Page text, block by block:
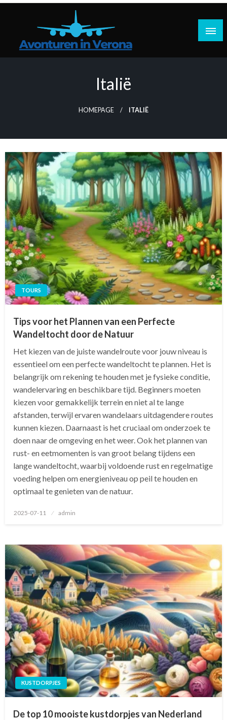
Doorgaan
Reisplannen, praktische tips, reisverhalen
Italië
HOMEPAGE ITALIË
TOURS
Tips voor het Plannen van een Perfecte
Wandeltocht door de Natuur
Het kiezen van de juiste wandelroute voor jouw niveau is
essentieel om een perfecte wandeltocht te plannen. Het is
belangrijk om rekening te houden met je fysieke conditie,
wandelervaring en beschikbare tijd. Beginners moeten
kiezen voor gemakkelijk terrein en niet al te lange
afstanden, terwijl ervaren wandelaars uitdagendere routes
kunnen kiezen. Daarnaast is het cruciaal om onderzoek te
doen naar de omgeving en het weer. Ook het plannen van
rust- en eetmomenten is van groot belang tijdens een
lange wandeltocht, waarbij voldoende rust en regelmatige
voeding helpen om energieniveau op peil te houden en
optimaal te genieten van de natuur.
Geplaatst
2025-07-11 admin
KUSTDORPJES
De top 10 mooiste kustdorpjes van Nederland